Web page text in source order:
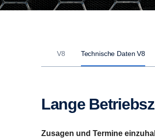
V8 Technische Daten V8
Lange
Zusagen und Termine